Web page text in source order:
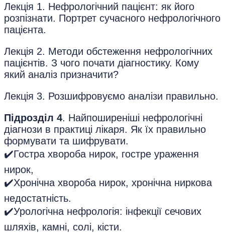
Лекція 1. Нефрологічний пацієнт: як його
розпізнати. Портрет сучасного нефрологічного
пацієнта.
Лекція 2. Методи обстеження нефрологічних
пацієнтів. З чого почати діагностику. Кому
який аналіз призначити?
Лекція 3. Розшифровуємо аналізи правильно.
Підрозділ 4. Найпоширеніші нефрологічні
діагнози в практиці лікаря. Як їх правильно
формувати та шифрувати.
✔️Гостра хвороба нирок, гостре ураження
нирок,
✔️Хронічна хвороба нирок, хронічна ниркова
недостатність.
✔️Урологічна нефрологія: інфекції сечових
шляхів, камні, солі, кісти.